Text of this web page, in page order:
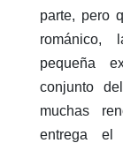
parte, pero
románico,
pequeña
conjunto
muchas
entrega